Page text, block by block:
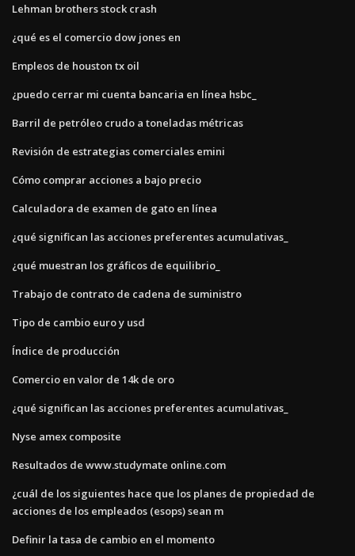
Lehman brothers stock crash
¿qué es el comercio dow jones en
Empleos de houston tx oil
¿puedo cerrar mi cuenta bancaria en línea hsbc_
Barril de petróleo crudo a toneladas métricas
Revisión de estrategias comerciales emini
Cómo comprar acciones a bajo precio
Calculadora de examen de gato en línea
¿qué significan las acciones preferentes acumulativas_
¿qué muestran los gráficos de equilibrio_
Trabajo de contrato de cadena de suministro
Tipo de cambio euro y usd
Índice de producción
Comercio en valor de 14k de oro
¿qué significan las acciones preferentes acumulativas_
Nyse amex composite
Resultados de www.studymate online.com
¿cuál de los siguientes hace que los planes de propiedad de
acciones de los empleados (esops) sean m
Definir la tasa de cambio en el momento